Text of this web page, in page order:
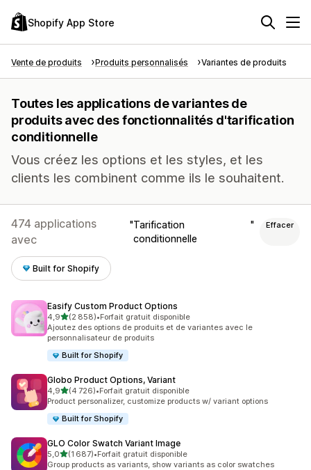
Shopify App Store
Vente de produits Produits personnalisés Variantes de produits
Toutes les applications de variantes de
produits avec des fonctionnalités d'tarification
conditionnelle
Vous créez les options et les styles, et les
clients les combinent comme ils le souhaitent.
474 applications
avec
Tarification
conditionnelle
Effacer
Built for Shopify
Easify Custom Product Options
4,9étoile(s) sur 5
(2 858)
2858 avis au total
•Forfait gratuit disponible
Ajoutez des options de produits et de variantes avec le
personnalisateur de produits
Built for Shopify
Globo Product Options, Variant
4,9étoile(s) sur 5
(4 726)
4726 avis au total
•Forfait gratuit disponible
Product personalizer, customize products w/ variant options
Built for Shopify
GLO Color Swatch Variant Image
5,0étoile(s) sur 5
(1 687)
1687 avis au total
•Forfait gratuit disponible
Group products as variants, show variants as color swatches